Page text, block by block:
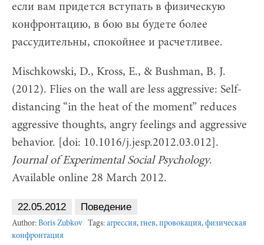
если вам придется вступать в физическую
конфронтацию, в бою вы будете более
рассудительны, спокойнее и расчетливее.
Mischkowski, D., Kross, E., & Bushman, B. J.
(2012). Flies on the wall are less aggressive: Self-
distancing “in the heat of the moment” reduces
aggressive thoughts, angry feelings and aggressive
behavior. [doi: 10.1016/j.jesp.2012.03.012].
Journal of Experimental Social Psychology.
Available online 28 March 2012.
22.05.2012 Поведение
Author: Boris Zubkov Tags: агрессия, гнев, провокация, физическая
конфронтация